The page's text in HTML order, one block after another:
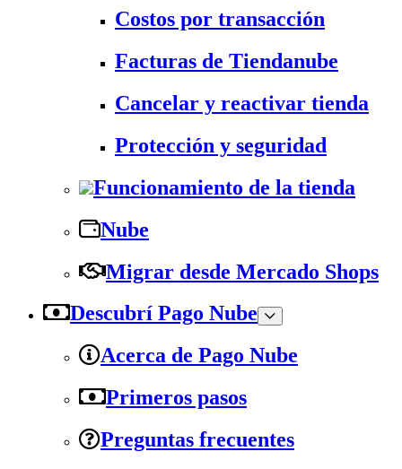
Costos por transacción
Facturas de Tiendanube
Cancelar y reactivar tienda
Protección y seguridad
Funcionamiento de la tienda
Nube
Migrar desde Mercado Shops
Descubrí Pago Nube
Acerca de Pago Nube
Primeros pasos
Preguntas frecuentes